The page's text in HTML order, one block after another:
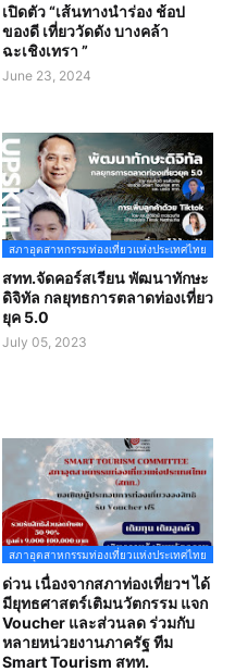
เปิดตัว “เส้นทางนำร่อง ช้อป
ของดี เที่ยววัดดัง บางคล้า
ฉะเชิงเทรา ”
June 23, 2024
สภาอุตสาหกรรมท่องเที่ยวแห่งประเทศไทย
สทท.จัดคอร์สเรียน พัฒนาทักษะ
ดิจิทัล กลยุทธการตลาดท่องเที่ยว
ยุค 5.0
July 05, 2023
สภาอุตสาหกรรมท่องเที่ยวแห่งประเทศไทย
ด่วน เนื่องจากสภาท่องเที่ยวฯ ได้
มียุทธศาสตร์เติมนวัตกรรม แจก
Voucher และส่วนลด ร่วมกับ
หลายหน่วยงานภาครัฐ ทีม
Smart Tourism สทท.